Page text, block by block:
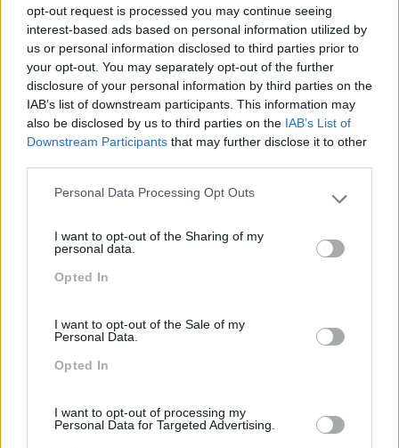
opt-out request is processed you may continue seeing
interest-based ads based on personal information utilized by
us or personal information disclosed to third parties prior to
your opt-out. You may separately opt-out of the further
disclosure of your personal information by third parties on the
IAB’s list of downstream participants. This information may
also be disclosed by us to third parties on the IAB’s List of
Downstream Participants that may further disclose it to other
Please note that this website/app uses one or more Google
not limited to your visit or usage behaviour. You may click to
grant or deny consent to Google and its third-party tags to
use your data for below specified purposes in below Google
Personal Data Processing Opt Outs
I want to opt-out of the Sharing of my
personal data.
Opted In
I want to opt-out of the Sale of my
Personal Data.
Opted In
I want to opt-out of processing my
Personal Data for Targeted Advertising.
Cultura Emocional Da
Empresa E A Relação
Fazer Viver Os Valores Da
Organização Em Todas